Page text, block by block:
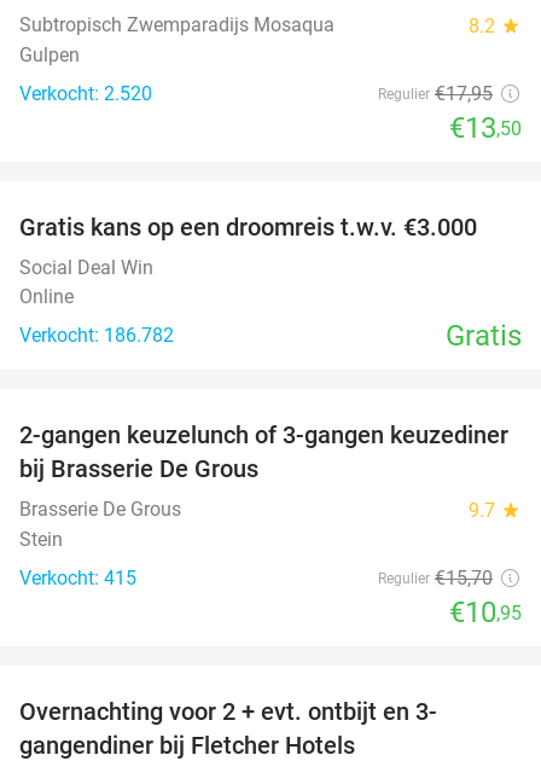
Subtropisch Zwemparadijs Mosaqua 8.2 star
Gulpen
Verkocht: 2.520
Regulier €17,95
€13,50
Gratis kans op een droomreis t.w.v. €3.000
Social Deal Win
Online
Verkocht: 186.782
Gratis
30%
2-gangen keuzelunch of 3-gangen keuzediner
bij Brasserie De Grous
Brasserie De Grous 9.7 star
Stein
Verkocht: 415
Regulier €15,70
€10,95
Overnachting voor 2 + evt. ontbijt en 3-
gangendiner bij Fletcher Hotels